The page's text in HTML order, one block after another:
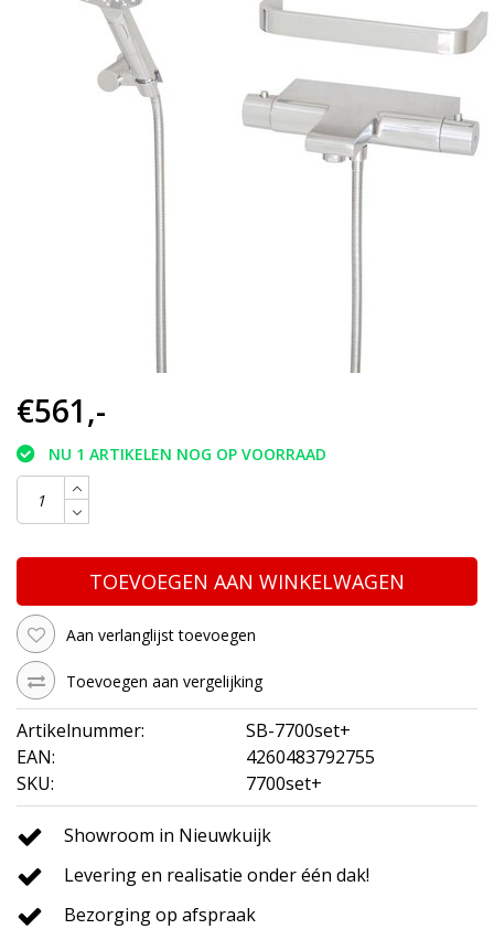
€561,-
NU 1 ARTIKELEN NOG OP VOORRAAD
TOEVOEGEN AAN WINKELWAGEN
Aan verlanglijst toevoegen
Toevoegen aan vergelijking
Artikelnummer:
SB-7700set+
EAN:
4260483792755
SKU:
7700set+
Showroom in Nieuwkuijk
Levering en realisatie onder één dak!
Bezorging op afspraak